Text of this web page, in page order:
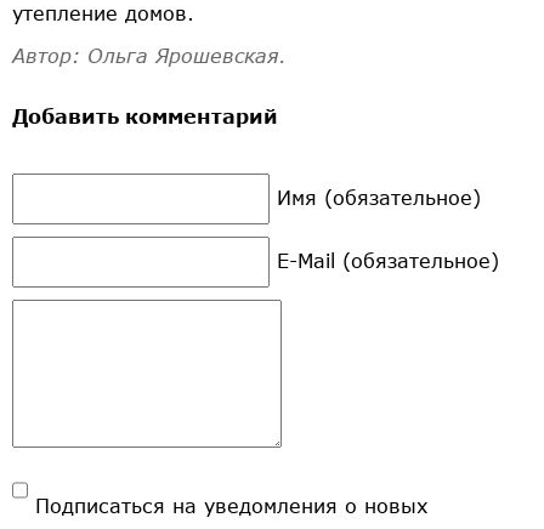
утепление домов.
Автор: Ольга Ярошевская.
Добавить комментарий
Имя (обязательное)
E-Mail (обязательное)
Подписаться на уведомления о новых